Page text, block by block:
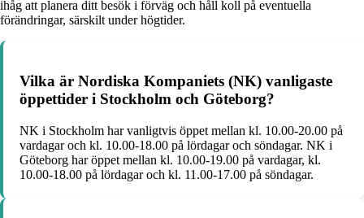
ihåg att planera ditt besök i förväg och håll koll på eventuella
förändringar, särskilt under högtider.
Vilka är Nordiska Kompaniets (NK) vanligaste
öppettider i Stockholm och Göteborg?
NK i Stockholm har vanligtvis öppet mellan kl. 10.00-20.00 på
vardagar och kl. 10.00-18.00 på lördagar och söndagar. NK i
Göteborg har öppet mellan kl. 10.00-19.00 på vardagar, kl.
10.00-18.00 på lördagar och kl. 11.00-17.00 på söndagar.